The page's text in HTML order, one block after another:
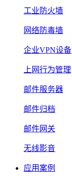
工业防火墙
网络防毒墙
企业VPN设备
上网行为管理
邮件服务器
邮件归档
邮件网关
无线影音
应用案例